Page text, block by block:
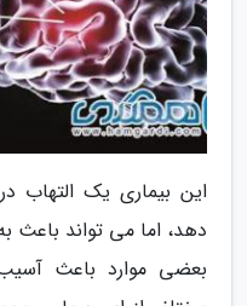
این بیماری یک
دهد، اما می تواند باعث
بعضی موارد باعث